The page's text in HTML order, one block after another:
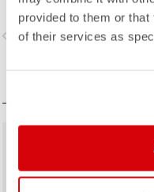
provided to them or
of their services as